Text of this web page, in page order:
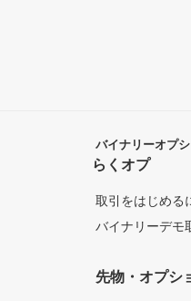
バイナリーオプ
らくオプ
取引をはじめる
バイナリーデモ
先物・オプシ